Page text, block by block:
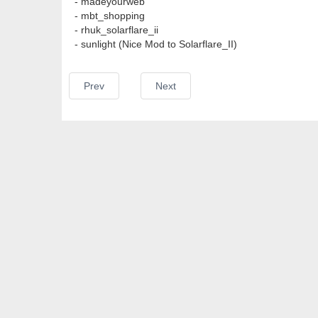
- mbt_shopping
- rhuk_solarflare_ii
- sunlight (Nice Mod to Solarflare_II)
Prev Next